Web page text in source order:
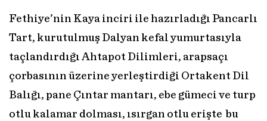
Fethiye’nin Kaya inciri ile hazırladığı Pancarlı
Tart, kurutulmuş Dalyan kefal yumurtasıyla
taçlandırdığı Ahtapot Dilimleri, arapsaçı
çorbasının üzerine yerleştirdiği Ortakent Dil
Balığı, pane Çıntar mantarı, ebe gümeci ve turp
otlu kalamar dolması, ısırgan otlu erişte bu